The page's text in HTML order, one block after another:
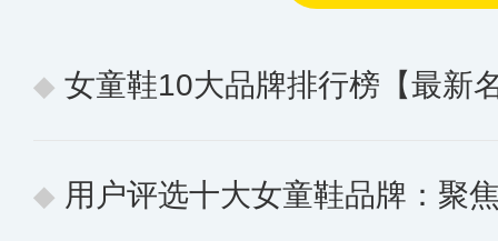
女童鞋10大品牌排行榜【最新
用户评选十大女童鞋品牌：聚焦